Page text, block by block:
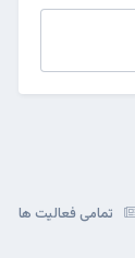
تمامی فعالیت ها